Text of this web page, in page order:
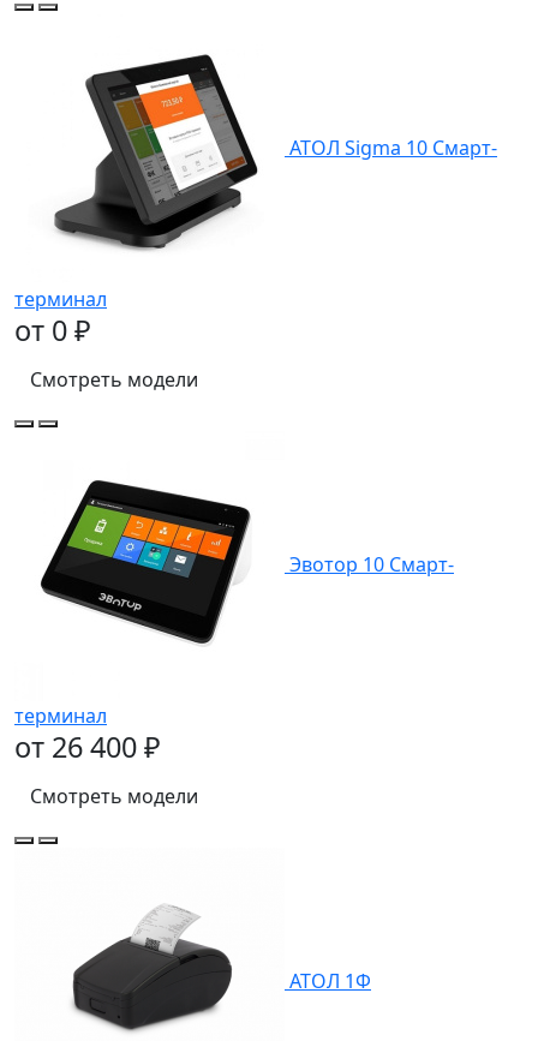
АТОЛ Sigma 10 Смарт-
терминал
от 0 ₽
Смотреть модели
Эвотор 10 Смарт-
терминал
от 26 400 ₽
Смотреть модели
АТОЛ 1Ф